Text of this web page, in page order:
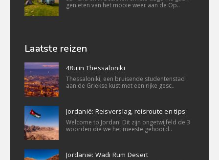
genieten van het mooie weer aan de Op..
Laatste reizen
48u in Thessaloniki
Thessaloniki, een bruisende studentenstad
aan de Griekse kust met een rijke gesc..
Jordanië: Reisverslag, reisroute en tips
Welcome to Jordan! Dit zijn ongetwijfeld de 3
woorden die we het meeste gehoord..
Jordanië: Wadi Rum Desert